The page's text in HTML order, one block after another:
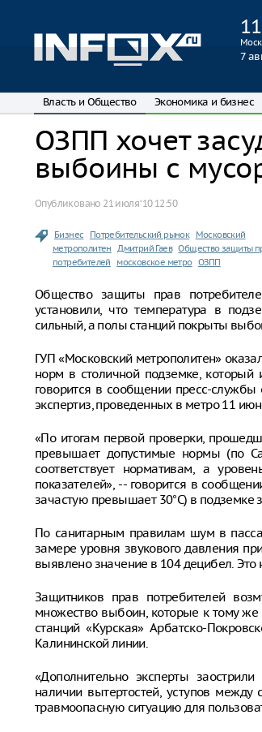
11
7
Власть и Общество Экономика и бизнес
ОЗПП хочет
выбоины с
Опубликовано 21 июля ‘10 12:50
Бизнес Потребительский рынок
Московский
метрополитен Дмитрий Гаев Общество защиты
потребителей
московское метро ОЗПП
Общество защиты прав
установили, что температура в
сильный, а полы станций покрыты
ГУП «Московский метрополитен»
норм в столичной подземке,
говорится в сообщении пресс-
экспертиз, проведенных в метро 11
«По итогам первой проверки,
превышает допустимые нормы (по
соответствует нормативам, а
показателей», -- говорится в
зачастую превышает 30°С) в подземке
По санитарным правилам шум в
замере уровня звукового давления
выявлено значение в 104 децибел.
Защитников прав потребителей
множество выбоин, которые к тому
станций «Курская» Арбатско-
Калининской линии.
«Дополнительно эксперты
наличии вытертостей, уступов
травмоопасную ситуацию для